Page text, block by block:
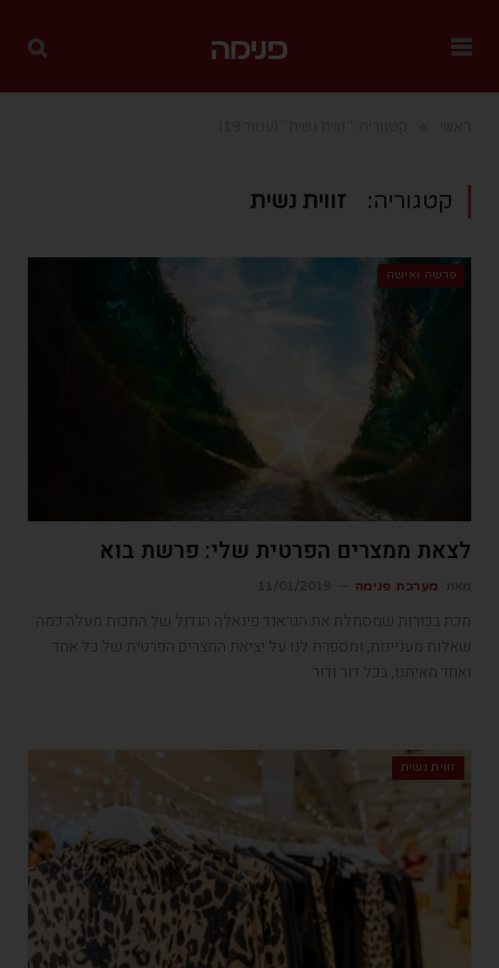
קטגוריה: זווית נשית
פרשה ואישה
לצאת ממצרים הפרטית שלי: פרשת בוא
מערכת פנימה
מכת בכורות שמסמלת את הגראנד פינאלה הגדול של המכות מעלה כמה
שאלות מעניינות, ומספרת לנו על יציאת המצרים הפרטית של כל אחד
ואחד מאיתנו, בכל דור ודור
זווית נשית